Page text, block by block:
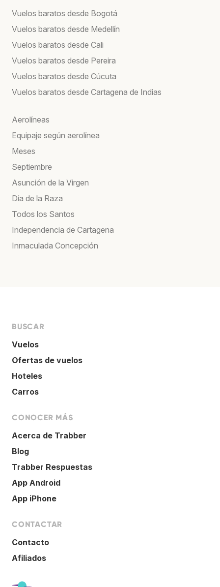
Vuelos baratos desde Bogotá
Vuelos baratos desde Medellín
Vuelos baratos desde Cali
Vuelos baratos desde Pereira
Vuelos baratos desde Cúcuta
Vuelos baratos desde Cartagena de Indias
Aerolíneas
Equipaje según aerolínea
Meses
Septiembre
Asunción de la Virgen
Día de la Raza
Todos los Santos
Independencia de Cartagena
Inmaculada Concepción
BUSCAR
Vuelos
Ofertas de vuelos
Hoteles
Carros
CONOCER MÁS
Acerca de Trabber
Blog
Trabber Respuestas
App Android
App iPhone
CONTACTAR
Contacto
Afiliados